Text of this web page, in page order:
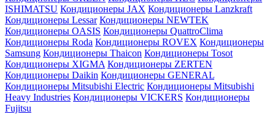
ISHIMATSU Кондиционеры JAX Кондиционеры Lanzkraft
Кондиционеры Lessar Кондиционеры NEWTEK
Кондиционеры OASIS Кондиционеры QuattroClima
Кондиционеры Roda Кондиционеры ROVEX Кондиционеры
Samsung Кондиционеры Thaicon Кондиционеры Tosot
Кондиционеры XIGMA Кондиционеры ZERTEN
Кондиционеры Daikin Кондиционеры GENERAL
Кондиционеры Mitsubishi Electric Кондиционеры Mitsubishi
Heavy Industries Кондиционеры VICKERS Кондиционеры
Fujitsu